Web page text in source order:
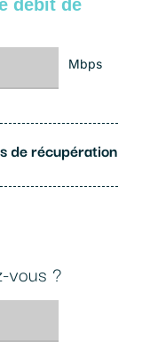
débit de
Mbps
de récupération
vous ?